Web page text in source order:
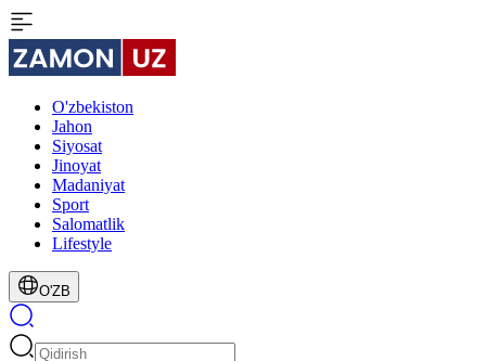
O'zbekiston
Jahon
Siyosat
Jinoyat
Madaniyat
Sport
Salomatlik
Lifestyle
O'ZB